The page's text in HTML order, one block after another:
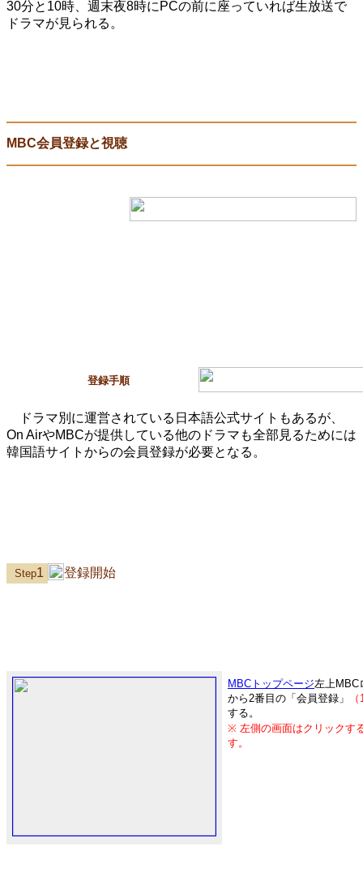
30分と10時、週末夜8時にPCの前に座っていれば生放送で
ドラマが見られる。
MBC会員登録と視聴
登録手順
ドラマ別に運営されている日本語公式サイトもあるが、
On AirやMBCが提供している他のドラマも全部見るためには
韓国語サイトからの会員登録が必要となる。
Step1 登録開始
MBCトップページ左上MBC
から2番目の「会員登録」
する。
※ 左側の画面はクリックす
す。